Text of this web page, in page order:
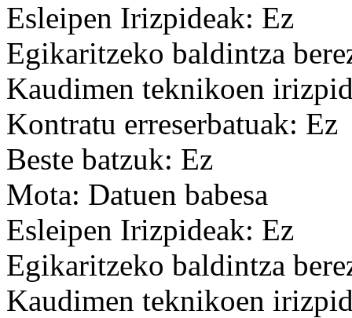
Esleipen Irizpideak: Ez
Egikaritzeko baldintza
Kaudimen teknikoen
Kontratu erreserbatuak: Ez
Beste batzuk: Ez
Mota: Datuen babesa
Esleipen Irizpideak: Ez
Egikaritzeko baldintza
Kaudimen teknikoen